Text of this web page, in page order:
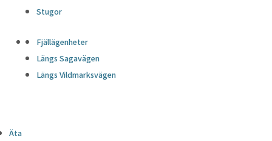
Stugor
Fjällägenheter
Längs Sagavägen
Längs Vildmarksvägen
Äta